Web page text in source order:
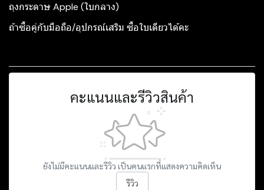
ถุงกระดาษ Apple (ใบกลาง)
ถ้าซื้อคู่กับมือถือ/อุปกรณ์เสริม ซื้อใบเดียวได้คะ
คะแนนและรีวิวสินค้า
ยังไม่มีคะแนนและรีวิว เป็นคนแรกที่แสดงความคิดเห็น
รีวิว